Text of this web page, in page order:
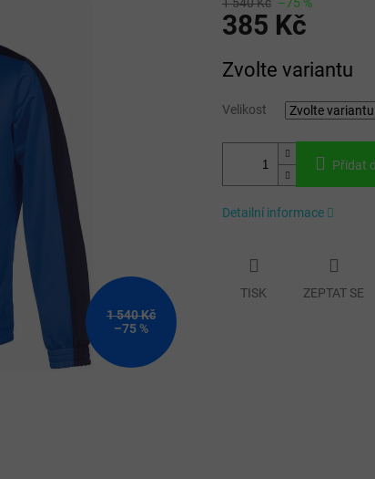
1 540 Kč
–75 %
385 Kč
cena:
Zvolte variantu
Velikost
Přidat
Detailní informace
TISK ZEPTAT SE